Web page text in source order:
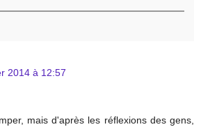
2014 à 12:57
mais d'après les réflexions des gens,